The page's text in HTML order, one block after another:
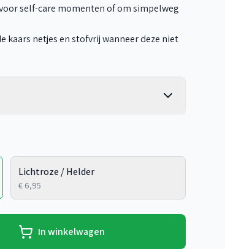
self-care momenten of om simpelweg
netjes en stofvrij wanneer deze niet
Lichtroze / Helder
€ 6,95
In winkelwagen